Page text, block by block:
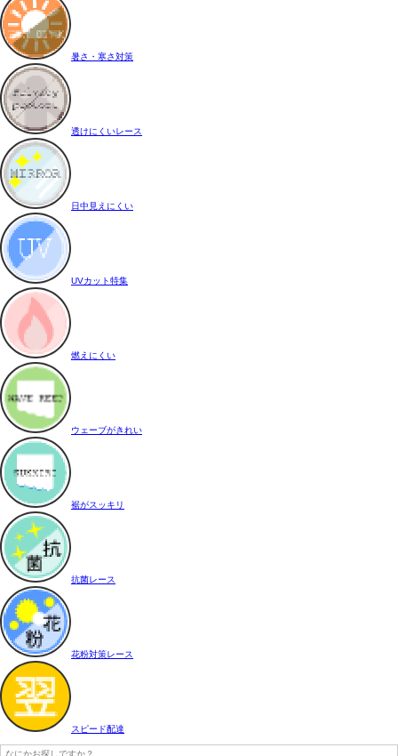
暑さ・寒さ対策
透けにくいレース
日中見えにくい
UVカット特集
燃えにくい
ウェーブがきれい
裾がスッキリ
抗菌レース
花粉対策レース
スピード配達